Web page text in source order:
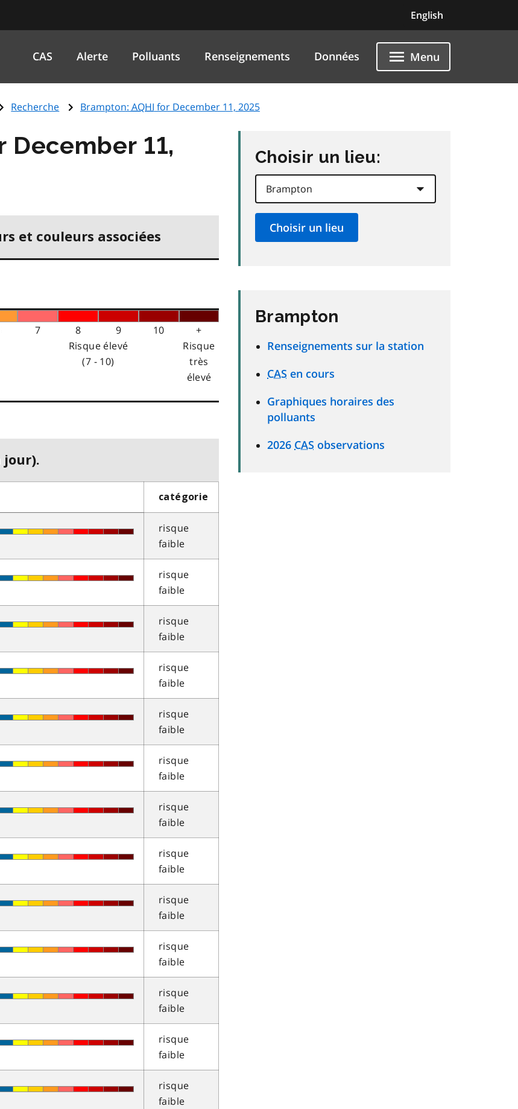
English
CAS Alerte Polluants Renseignements Données Menu
Recherche Brampton: AQHI for December 11, 2025
December 11,
et couleurs associées
7 8 9 10
+
Risque élevé
(7 - 10)
Risque
très
élevé
jour).
catégorie
risque
faible
risque
faible
risque
faible
risque
faible
risque
faible
risque
faible
risque
faible
risque
faible
risque
faible
risque
faible
risque
faible
risque
faible
risque
faible
Choisir un lieu:
Brampton
Renseignements sur la station
CAS en cours
Graphiques horaires des
polluants
2026 CAS observations